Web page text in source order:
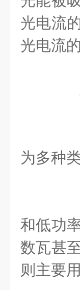
光电流
光电流
二
根
为多种
按
和低功
数瓦甚
则主要